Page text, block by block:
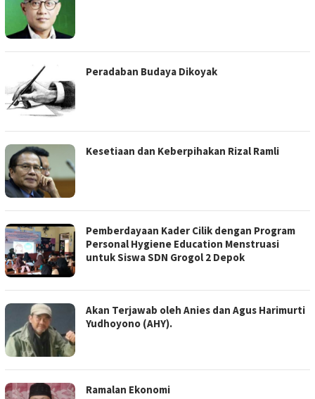
Peradaban Budaya Dikoyak
Kesetiaan dan Keberpihakan Rizal Ramli
Pemberdayaan Kader Cilik dengan Program
Personal Hygiene Education Menstruasi
untuk Siswa SDN Grogol 2 Depok
Akan Terjawab oleh Anies dan Agus Harimurti
Yudhoyono (AHY).
Ramalan Ekonomi